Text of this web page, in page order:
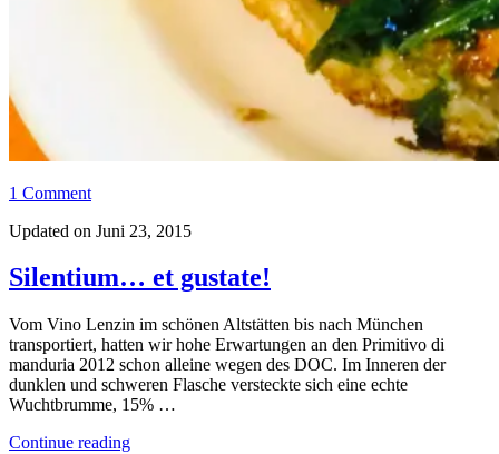
1 Comment
Updated on Juni 23, 2015
Silentium… et gustate!
Vom Vino Lenzin im schönen Altstätten bis nach München
transportiert, hatten wir hohe Erwartungen an den Primitivo di
manduria 2012 schon alleine wegen des DOC. Im Inneren der
dunklen und schweren Flasche versteckte sich eine echte
Wuchtbrumme, 15% …
Continue reading„Silentium…